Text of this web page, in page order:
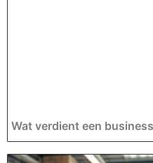
Wat verdient een